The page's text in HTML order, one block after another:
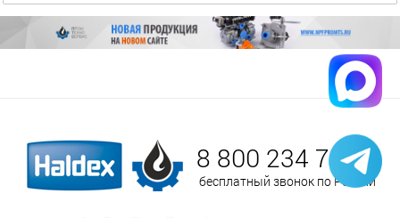
8 800 234 75 52
бесплатный звонок по России